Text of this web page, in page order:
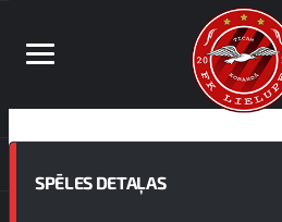
SPĒLES DETAĻAS